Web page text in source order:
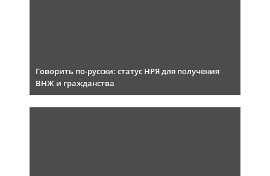
Говорить по-русски: статус НРЯ для получения
ВНЖ и гражданства